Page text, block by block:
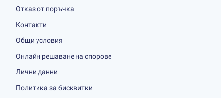
Отказ от поръчка
Контакти
Общи условия
Онлайн решаване на спорове
Лични данни
Политика за бисквитки